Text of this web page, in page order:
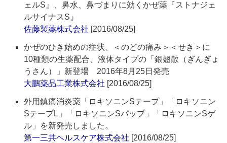
ェルS』、鼻水、鼻づまりに効くかぜ薬『ストナジェ
ルサイナスS』
佐藤製薬株式会社 [2016/08/25]
かぜのひき始めの症状、＜のどの痛み＞＜せき＞に
10種類の生薬配合、液体タイプの「銀翹散（ぎんぎょ
うさん）」新登場 2016年8月25日発売
大鵬薬品工業株式会社 [2016/08/25]
外用鎮痛消炎薬「ロキソニンSテープ」「ロキソニン
SテープL」「ロキソニンSパップ」「ロキソニンSゲ
ル」を新発売しました。
第一三共ヘルスケア株式会社 [2016/08/25]